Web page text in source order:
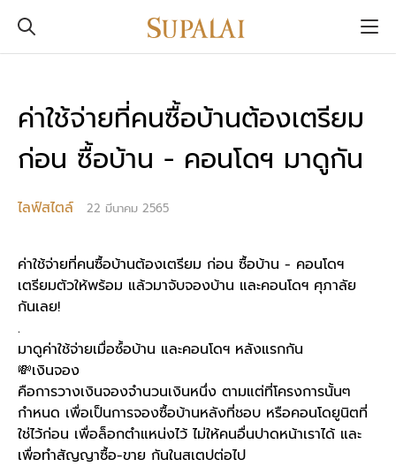
ค่าใช้จ่ายที่คนซื้อบ้านต้องเตรียม
ก่อน ซื้อบ้าน - คอนโดฯ มาดูกัน
ไลฟ์สไตล์ 22 มีนาคม 2565
ค่าใช้จ่ายที่คนซื้อบ้านต้องเตรียม ก่อน ซื้อบ้าน - คอนโดฯ
เตรียมตัวให้พร้อม แล้วมาจับจองบ้าน และคอนโดฯ ศุภาลัย
กันเลย!
.
มาดูค่าใช้จ่ายเมื่อซ์้อบ้าน และคอนโดฯ หลังแรกกัน
💸เงินจอง
คือการวางเงินจองจำนวนเงินหนึ่ง ตามแต่ที่โครงการนั้นๆ
กำหนด เพื่อเป็นการจองซื้อบ้านหลังที่ชอบ หรือคอนโดยูนิตที่
ใช่ไว้ก่อน เพื่อล็อกตำแหน่งไว้ ไม่ให้คนอื่นปาดหน้าเราได้ และ
เพื่อทำสัญญาซื้อ-ขาย กันในสเตปต่อไป